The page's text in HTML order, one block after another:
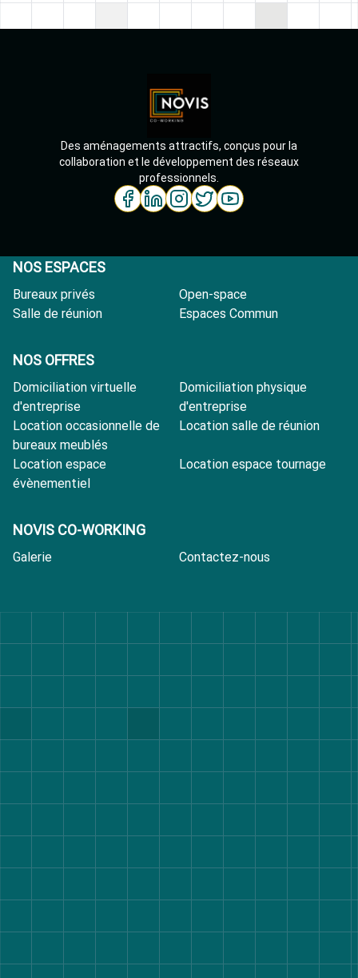
Des aménagements attractifs, conçus pour la
collaboration et le développement des réseaux
professionnels.
NOS ESPACES
Bureaux privés
Open-space
Salle de réunion
Espaces Commun
NOS OFFRES
Domiciliation virtuelle
d'entreprise
Domiciliation physique
d'entreprise
Location occasionnelle de
bureaux meublés
Location salle de réunion
Location espace
évènementiel
Location espace tournage
NOVIS CO-WORKING
Galerie Contactez-nous